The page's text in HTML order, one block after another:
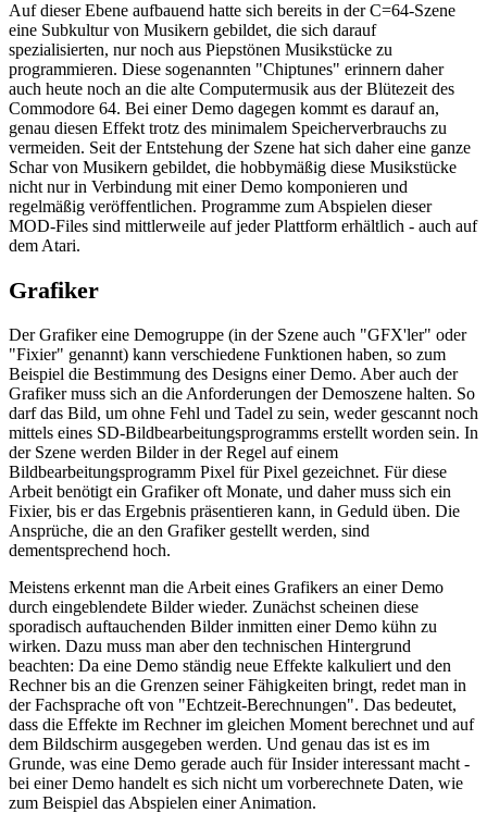
Auf dieser Ebene aufbauend hatte sich bereits in der C=64-Szene
eine Subkultur von Musikern gebildet, die sich darauf
spezialisierten, nur noch aus Piepstönen Musikstücke zu
programmieren. Diese sogenannten "Chiptunes" erinnern daher
auch heute noch an die alte Computermusik aus der Blütezeit des
Commodore 64. Bei einer Demo dagegen kommt es darauf an,
genau diesen Effekt trotz des minimalem Speicherverbrauchs zu
vermeiden. Seit der Entstehung der Szene hat sich daher eine ganze
Schar von Musikern gebildet, die hobbymäßig diese Musikstücke
nicht nur in Verbindung mit einer Demo komponieren und
regelmäßig veröffentlichen. Programme zum Abspielen dieser
MOD-Files sind mittlerweile auf jeder Plattform erhältlich - auch auf
dem Atari.
Grafiker
Der Grafiker eine Demogruppe (in der Szene auch "GFX'ler" oder
"Fixier" genannt) kann verschiedene Funktionen haben, so zum
Beispiel die Bestimmung des Designs einer Demo. Aber auch der
Grafiker muss sich an die Anforderungen der Demoszene halten. So
darf das Bild, um ohne Fehl und Tadel zu sein, weder gescannt noch
mittels eines SD-Bildbearbeitungsprogramms erstellt worden sein. In
der Szene werden Bilder in der Regel auf einem
Bildbearbeitungsprogramm Pixel für Pixel gezeichnet. Für diese
Arbeit benötigt ein Grafiker oft Monate, und daher muss sich ein
Fixier, bis er das Ergebnis präsentieren kann, in Geduld üben. Die
Ansprüche, die an den Grafiker gestellt werden, sind
dementsprechend hoch.
Meistens erkennt man die Arbeit eines Grafikers an einer Demo
durch eingeblendete Bilder wieder. Zunächst scheinen diese
sporadisch auftauchenden Bilder inmitten einer Demo kühn zu
wirken. Dazu muss man aber den technischen Hintergrund
beachten: Da eine Demo ständig neue Effekte kalkuliert und den
Rechner bis an die Grenzen seiner Fähigkeiten bringt, redet man in
der Fachsprache oft von "Echtzeit-Berechnungen". Das bedeutet,
dass die Effekte im Rechner im gleichen Moment berechnet und auf
dem Bildschirm ausgegeben werden. Und genau das ist es im
Grunde, was eine Demo gerade auch für Insider interessant macht -
bei einer Demo handelt es sich nicht um vorberechnete Daten, wie
zum Beispiel das Abspielen einer Animation.